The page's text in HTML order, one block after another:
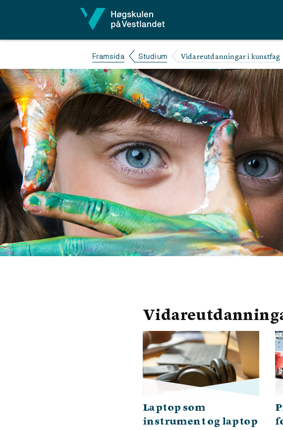
Framsida Studium Vidareutdanningar i kunstfag
Laptop som
instrument og laptop